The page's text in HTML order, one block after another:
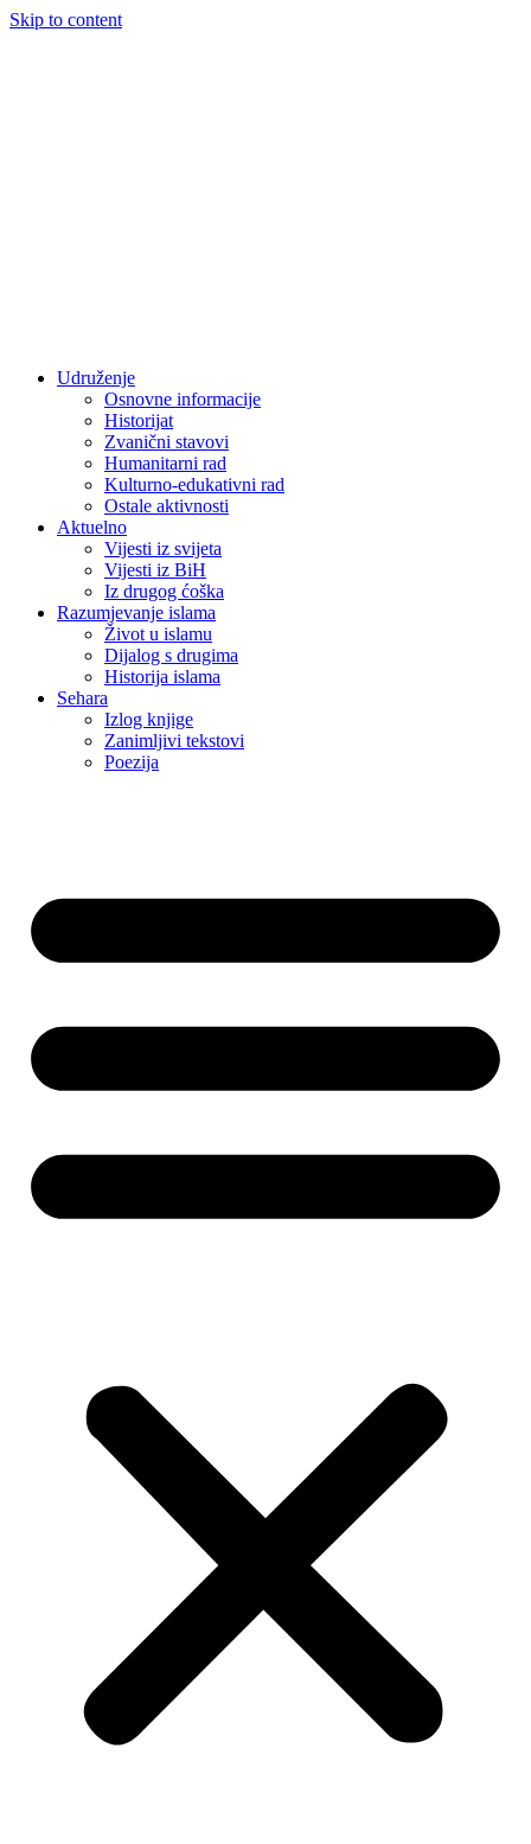
Skip to content
Udruženje
Osnovne informacije
Historijat
Zvanični stavovi
Humanitarni rad
Kulturno-edukativni rad
Ostale aktivnosti
Aktuelno
Vijesti iz svijeta
Vijesti iz BiH
Iz drugog ćoška
Razumjevanje islama
Život u islamu
Dijalog s drugima
Historija islama
Sehara
Izlog knjige
Zanimljivi tekstovi
Poezija